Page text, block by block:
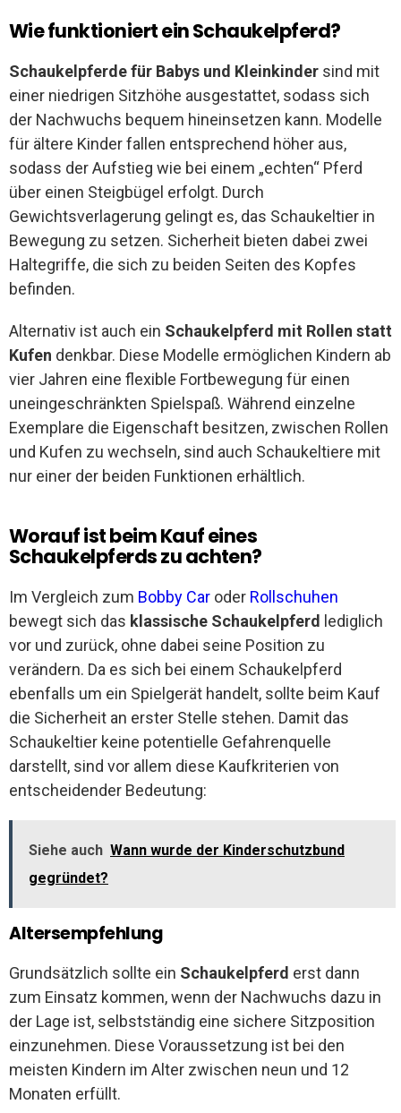
Wie funktioniert ein Schaukelpferd?
Schaukelpferde für Babys und Kleinkinder sind mit
einer niedrigen Sitzhöhe ausgestattet, sodass sich
der Nachwuchs bequem hineinsetzen kann. Modelle
für ältere Kinder fallen entsprechend höher aus,
sodass der Aufstieg wie bei einem „echten“ Pferd
über einen Steigbügel erfolgt. Durch
Gewichtsverlagerung gelingt es, das Schaukeltier in
Bewegung zu setzen. Sicherheit bieten dabei zwei
Haltegriffe, die sich zu beiden Seiten des Kopfes
befinden.
Alternativ ist auch ein Schaukelpferd mit Rollen statt
Kufen denkbar. Diese Modelle ermöglichen Kindern ab
vier Jahren eine flexible Fortbewegung für einen
uneingeschränkten Spielspaß. Während einzelne
Exemplare die Eigenschaft besitzen, zwischen Rollen
und Kufen zu wechseln, sind auch Schaukeltiere mit
nur einer der beiden Funktionen erhältlich.
Worauf ist beim Kauf eines
Schaukelpferds zu achten?
Im Vergleich zum Bobby Car oder Rollschuhen
bewegt sich das klassische Schaukelpferd lediglich
vor und zurück, ohne dabei seine Position zu
verändern. Da es sich bei einem Schaukelpferd
ebenfalls um ein Spielgerät handelt, sollte beim Kauf
die Sicherheit an erster Stelle stehen. Damit das
Schaukeltier keine potentielle Gefahrenquelle
darstellt, sind vor allem diese Kaufkriterien von
entscheidender Bedeutung:
Siehe auch Wann wurde der Kinderschutzbund
gegründet?
Altersempfehlung
Grundsätzlich sollte ein Schaukelpferd erst dann
zum Einsatz kommen, wenn der Nachwuchs dazu in
der Lage ist, selbstständig eine sichere Sitzposition
einzunehmen. Diese Voraussetzung ist bei den
meisten Kindern im Alter zwischen neun und 12
Monaten erfüllt.